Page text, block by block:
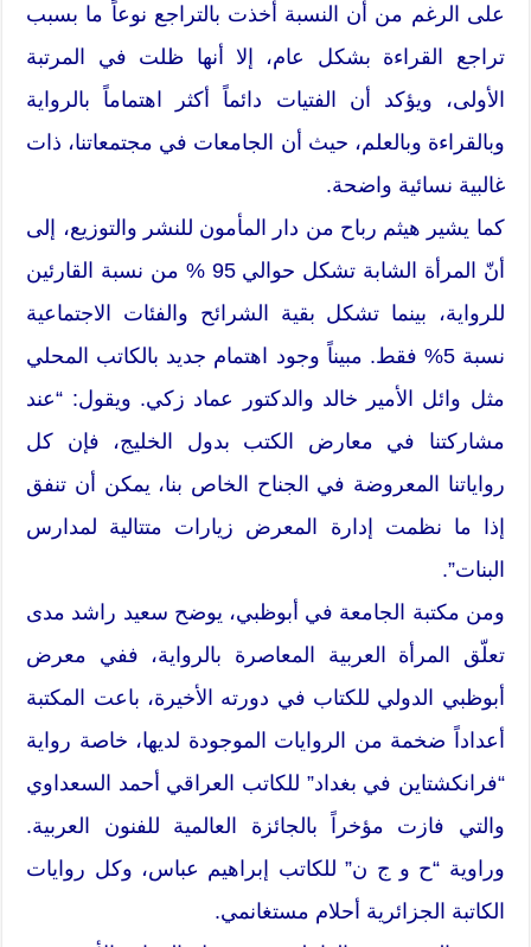
على الرغم من أن النسبة أخذت بالتراجع نوعاً ما بسبب
تراجع القراءة بشكل عام، إلا أنها ظلت في المرتبة
الأولى، ويؤكد أن الفتيات دائماً أكثر اهتماماً بالرواية
وبالقراءة وبالعلم، حيث أن الجامعات في مجتمعاتنا، ذات
غالبية نسائية واضحة.
كما يشير هيثم رباح من دار المأمون للنشر والتوزيع، إلى
أنّ المرأة الشابة تشكل حوالي 95 % من نسبة القارئين
للرواية، بينما تشكل بقية الشرائح والفئات الاجتماعية
نسبة 5% فقط. مبيناً وجود اهتمام جديد بالكاتب المحلي
مثل وائل الأمير خالد والدكتور عماد زكي. ويقول: “عند
مشاركتنا في معارض الكتب بدول الخليج، فإن كل
رواياتنا المعروضة في الجناح الخاص بنا، يمكن أن تنفق
إذا ما نظمت إدارة المعرض زيارات متتالية لمدارس
البنات”.
ومن مكتبة الجامعة في أبوظبي، يوضح سعيد راشد مدى
تعلّق المرأة العربية المعاصرة بالرواية، ففي معرض
أبوظبي الدولي للكتاب في دورته الأخيرة، باعت المكتبة
أعداداً ضخمة من الروايات الموجودة لديها، خاصة رواية
“فرانكشتاين في بغداد” للكاتب العراقي أحمد السعداوي
والتي فازت مؤخراً بالجائزة العالمية للفنون العربية.
وراوية “ح و ج ن” للكاتب إبراهيم عباس، وكل روايات
الكاتبة الجزائرية أحلام مستغانمي.